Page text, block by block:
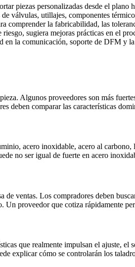
piezas personalizadas desde el
válvulas, utillajes, componentes
la fabricabilidad, las
sugiera mejoras prácticas en el
la comunicación, soporte de DFM y
Algunos proveedores son más
deben comparar las características
acero inoxidable, acero al
no ser igual de fuerte en acero
ventas. Los compradores deben
proveedor que cotiza rápidamente
que realmente impulsan el ajuste,
explicar cómo se controlarán los